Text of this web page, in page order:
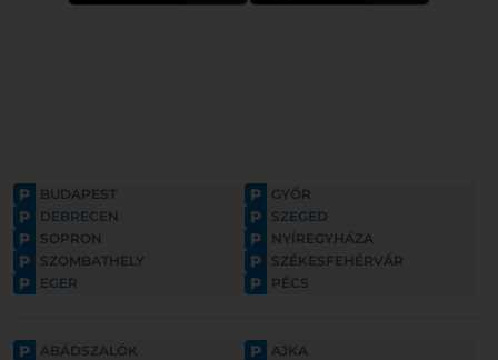
P BUDAPEST P GYŐR
P DEBRECEN P SZEGED
P SOPRON P NYÍREGYHÁZA
P SZOMBATHELY P SZÉKESFEHÉRVÁR
P EGER P PÉCS
P ABÁDSZALÓK P AJKA